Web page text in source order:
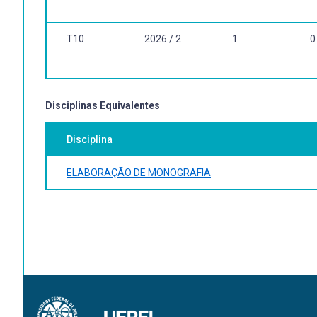
T10 2026 / 2 1 0
Disciplinas Equivalentes
Disciplina
ELABORAÇÃO DE MONOGRAFIA